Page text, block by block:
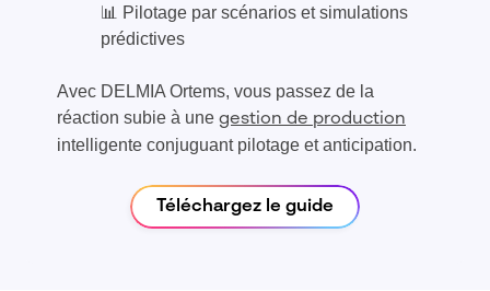
📊 Pilotage par scénarios et simulations
prédictives
Avec DELMIA Ortems, vous passez de la
réaction subie à une gestion de production
intelligente conjuguant pilotage et anticipation.
Téléchargez le guide